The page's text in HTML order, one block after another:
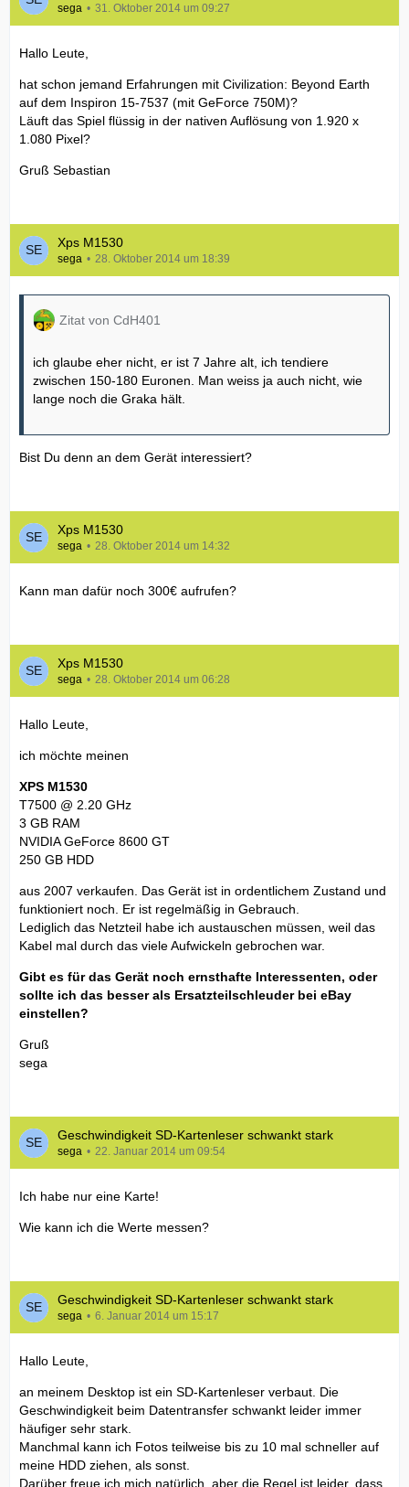
sega 31. Oktober 2014 um 09:27
Hallo Leute,
hat schon jemand Erfahrungen mit Civilization: Beyond Earth
auf dem Inspiron 15-7537 (mit GeForce 750M)?
Läuft das Spiel flüssig in der nativen Auflösung von 1.920 x
1.080 Pixel?
Gruß Sebastian
Xps M1530
sega 28. Oktober 2014 um 18:39
Zitat von CdH401
ich glaube eher nicht, er ist 7 Jahre alt, ich tendiere
zwischen 150-180 Euronen. Man weiss ja auch nicht, wie
lange noch die Graka hält.
Bist Du denn an dem Gerät interessiert?
Xps M1530
sega 28. Oktober 2014 um 14:32
Kann man dafür noch 300€ aufrufen?
Xps M1530
sega 28. Oktober 2014 um 06:28
Hallo Leute,
ich möchte meinen
XPS M1530
T7500 @ 2.20 GHz
3 GB RAM
NVIDIA GeForce 8600 GT
250 GB HDD
aus 2007 verkaufen. Das Gerät ist in ordentlichem Zustand und
funktioniert noch. Er ist regelmäßig in Gebrauch.
Lediglich das Netzteil habe ich austauschen müssen, weil das
Kabel mal durch das viele Aufwickeln gebrochen war.
Gibt es für das Gerät noch ernsthafte Interessenten, oder
sollte ich das besser als Ersatzteilschleuder bei eBay
einstellen?
Gruß
sega
Geschwindigkeit SD-Kartenleser schwankt stark
sega 22. Januar 2014 um 09:54
Ich habe nur eine Karte!
Wie kann ich die Werte messen?
Geschwindigkeit SD-Kartenleser schwankt stark
sega 6. Januar 2014 um 15:17
Hallo Leute,
an meinem Desktop ist ein SD-Kartenleser verbaut. Die
Geschwindigkeit beim Datentransfer schwankt leider immer
häufiger sehr stark.
Manchmal kann ich Fotos teilweise bis zu 10 mal schneller auf
meine HDD ziehen, als sonst.
Darüber freue ich mich natürlich, aber die Regel ist leider, dass